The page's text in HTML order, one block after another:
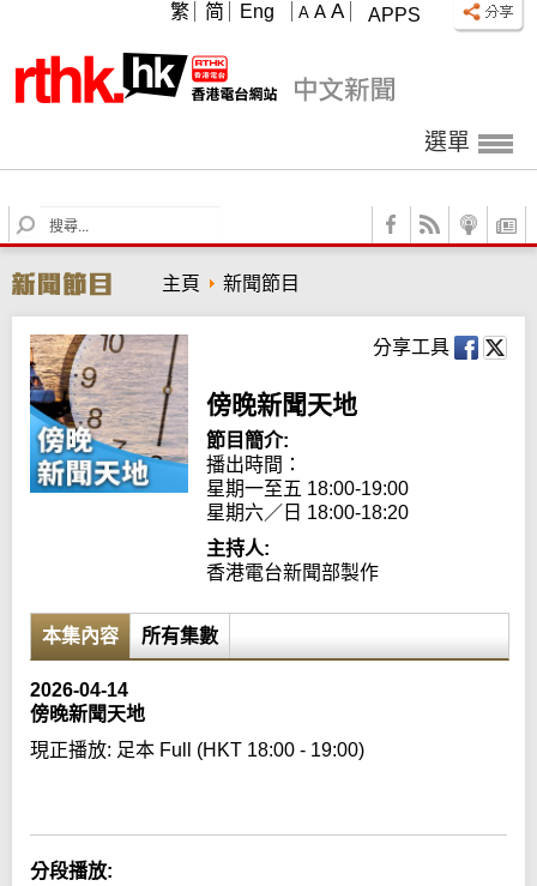
APPS
A A A
繁 简 Eng
選單
S
e
r
c
h
主頁 新聞節目
分享工具
傍晚新聞天地
節目簡介:
播出時間：
星期一至五 18:00-19:00
星期六／日 18:00-18:20
主持人:
香港電台新聞部製作
本集內容 所有集數
2026-04-14
傍晚新聞天地
現正播放: 足本 Full (HKT 18:00 - 19:00)
分段播放: